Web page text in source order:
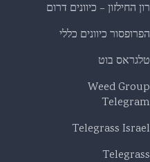
רון החילזון – כיוונים דרום
הפרופסור כיוונים כללי
טלגראס בוט
Weed Group
Telegram
Telegrass Israel
Telegrass